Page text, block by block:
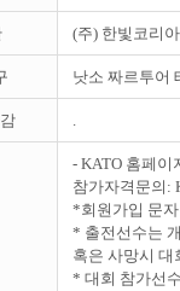
(주) 한빛코리아
낫소 짜르투어
.
- KATO 홈페이
참가자격문의:
*회원가입 문
* 출전선수는
혹은 사망시 대
* 대회 참가선